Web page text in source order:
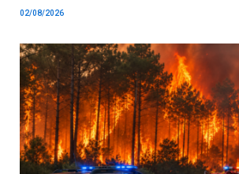
02/08/2026